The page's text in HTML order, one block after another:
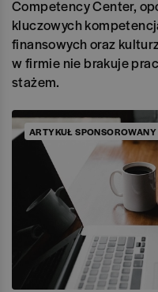
Competency Center,
kluczowych
finansowych oraz
w firmie nie brakuje
stażem.
ARTYKUŁ SPONSOROWANY